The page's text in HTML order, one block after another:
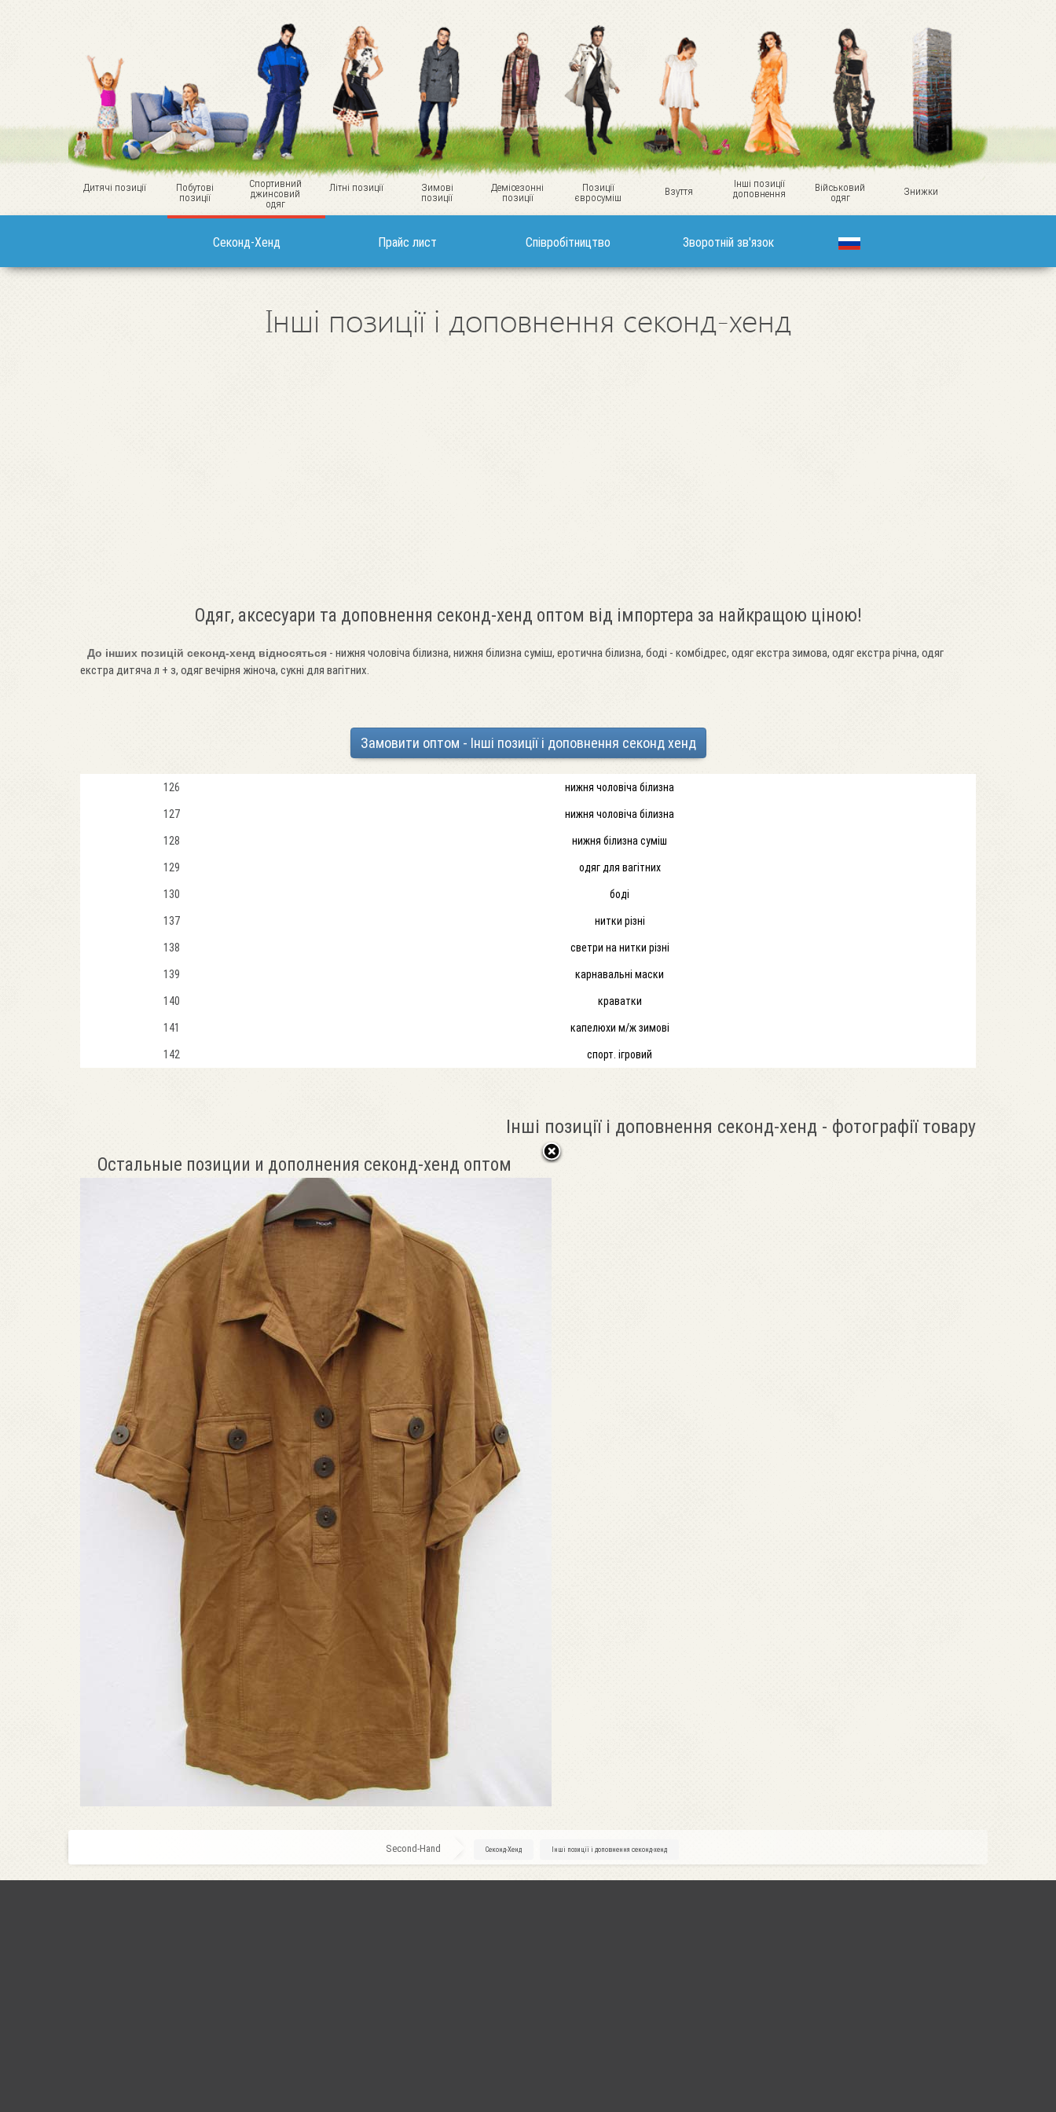
Дитячі позиції
Побутові
позиції
Спортивний
джинсовий
одяг
Літні позиції
Зимові
позиції
Демісезонні
позиції
Позиції
євросуміш
Взуття
Інші позиції
доповнення
Військовий
одяг
Знижки
Секонд-Хенд Прайс лист Співробітництво Зворотній зв'язок
Інші позиції і доповнення секонд-хенд
Одяг, аксесуари та доповнення секонд-хенд оптом від імпортера за найкращою ціною!
До інших позицій секонд-хенд відносяться - нижня чоловіча білизна, нижня білизна суміш, еротична білизна, боді - комбідрес, одяг екстра зимова, одяг екстра річна, одяг
екстра дитяча л + з, одяг вечірня жіноча, сукні для вагітних.
Замовити оптом - Інші позиції і доповнення секонд хенд
126 нижня чоловіча білизна
127 нижня чоловіча білизна
128 нижня білизна суміш
129 одяг для вагітних
130 боді
137 нитки різні
138 светри на нитки різні
139 карнавальні маски
140 краватки
141 капелюхи м/ж зимові
142 спорт. ігровий
Інші позиції і доповнення секонд-хенд - фотографії товару
Остальные позиции и дополнения секонд-хенд оптом
Second-Hand Секонд-Хенд Інші позиції і доповнення секонд-хенд